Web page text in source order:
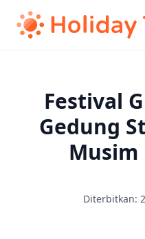
Festival
Gedung
Musim
Diterbitkan: